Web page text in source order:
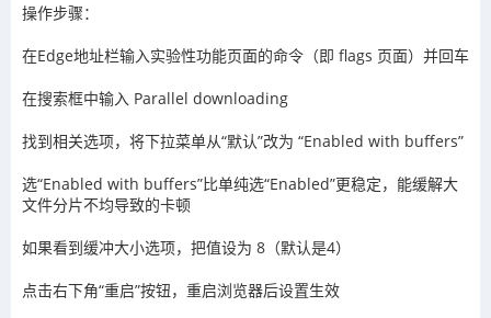
操作步骤：
在Edge地址栏输入实验性功能页面的命令（即 flags 页面）并回车
在搜索框中输入 Parallel downloading
找到相关选项，将下拉菜单从“默认”改为 “Enabled with buffers”
选“Enabled with buffers”比单纯选“Enabled”更稳定，能缓解大
文件分片不均导致的卡顿
如果看到缓冲大小选项，把值设为 8（默认是4）
点击右下角“重启”按钮，重启浏览器后设置生效